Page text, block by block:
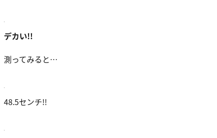
デカい!!
測ってみると…
48.5センチ!!